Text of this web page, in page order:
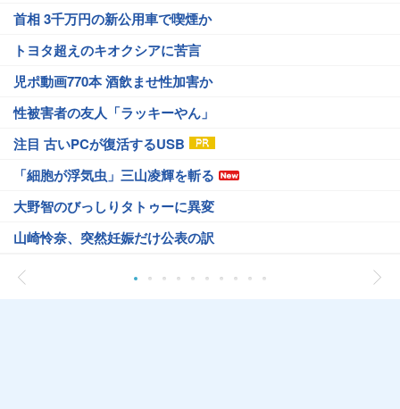
首相 3千万円の新公用車で喫煙か
トヨタ超えのキオクシアに苦言
児ポ動画770本 酒飲ませ性加害か
性被害者の友人「ラッキーやん」
注目 古いPCが復活するUSB
「細胞が浮気虫」三山凌輝を斬る
大野智のびっしりタトゥーに異変
山崎怜奈、突然妊娠だけ公表の訳